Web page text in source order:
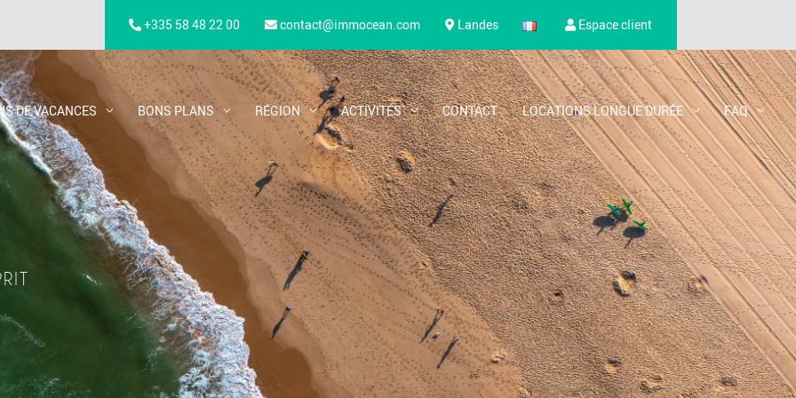
+335 58 48 22 00 contact@immocean.com Landes Espace client
DE VACANCES BONS PLANS RÉGION ACTIVITÉS CONTACT LOCATIONS LONGUE DURÉE FAQ